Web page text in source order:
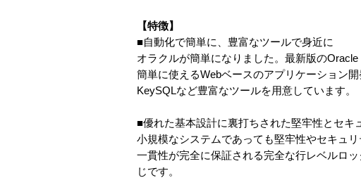
【特徴】
■自動化で簡単に、豊富なツールで身近に
オラクルが簡単になりました。最新版の
簡単に使えるWebベースのアプリケーション
KeySQLなど豊富なツールを用意しています。
■優れた基本設計に裏打ちされた堅牢性とセキ
小規模なシステムであっても堅牢性やセキュ
一貫性が完全に保証される完全な行レベルロ
じです。